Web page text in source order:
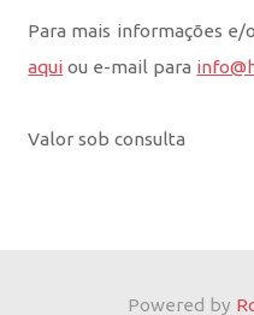
Para mais informações e/
aqui ou e-mail para
Valor sob consulta
Powered by